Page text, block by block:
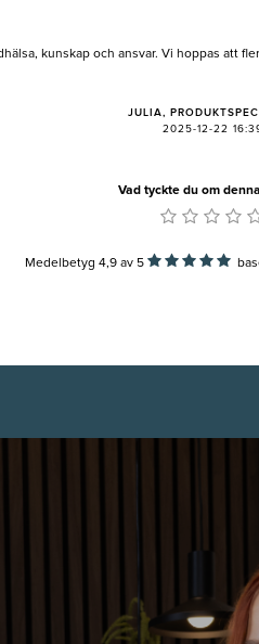
kunskap och ansvar. Vi hoppas att
JULIA,
2025-12-22
Vad tyckte du om
Medelbetyg 4,9av 5